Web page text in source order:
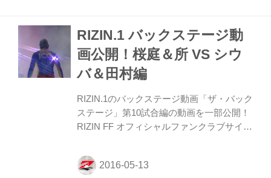
ン・クルックシャンクは殺気にも近い攻撃
で佐々木を終始圧倒し、1R4分36秒でTKO
勝利した。 世界との壁を見せつけられた
佐々木だが、最後まで退がることなく相手
けるなみなみならぬ想いがあったから。
そ...
RIZIN.1 バックステージ動
画公開！桜庭＆所 VS シウ
バ＆田村編
RIZIN.1のバックステージ動画「ザ・バック
ステージ」第10試合編の動画を一部公開！
RIZIN FF オフィシャルファンクラブサイト
動画の全編を公開中だ。 これからも続々と
格闘技ファンが見逃せないコンテンツがア